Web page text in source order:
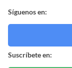
Síguenos en:
Suscríbete en: